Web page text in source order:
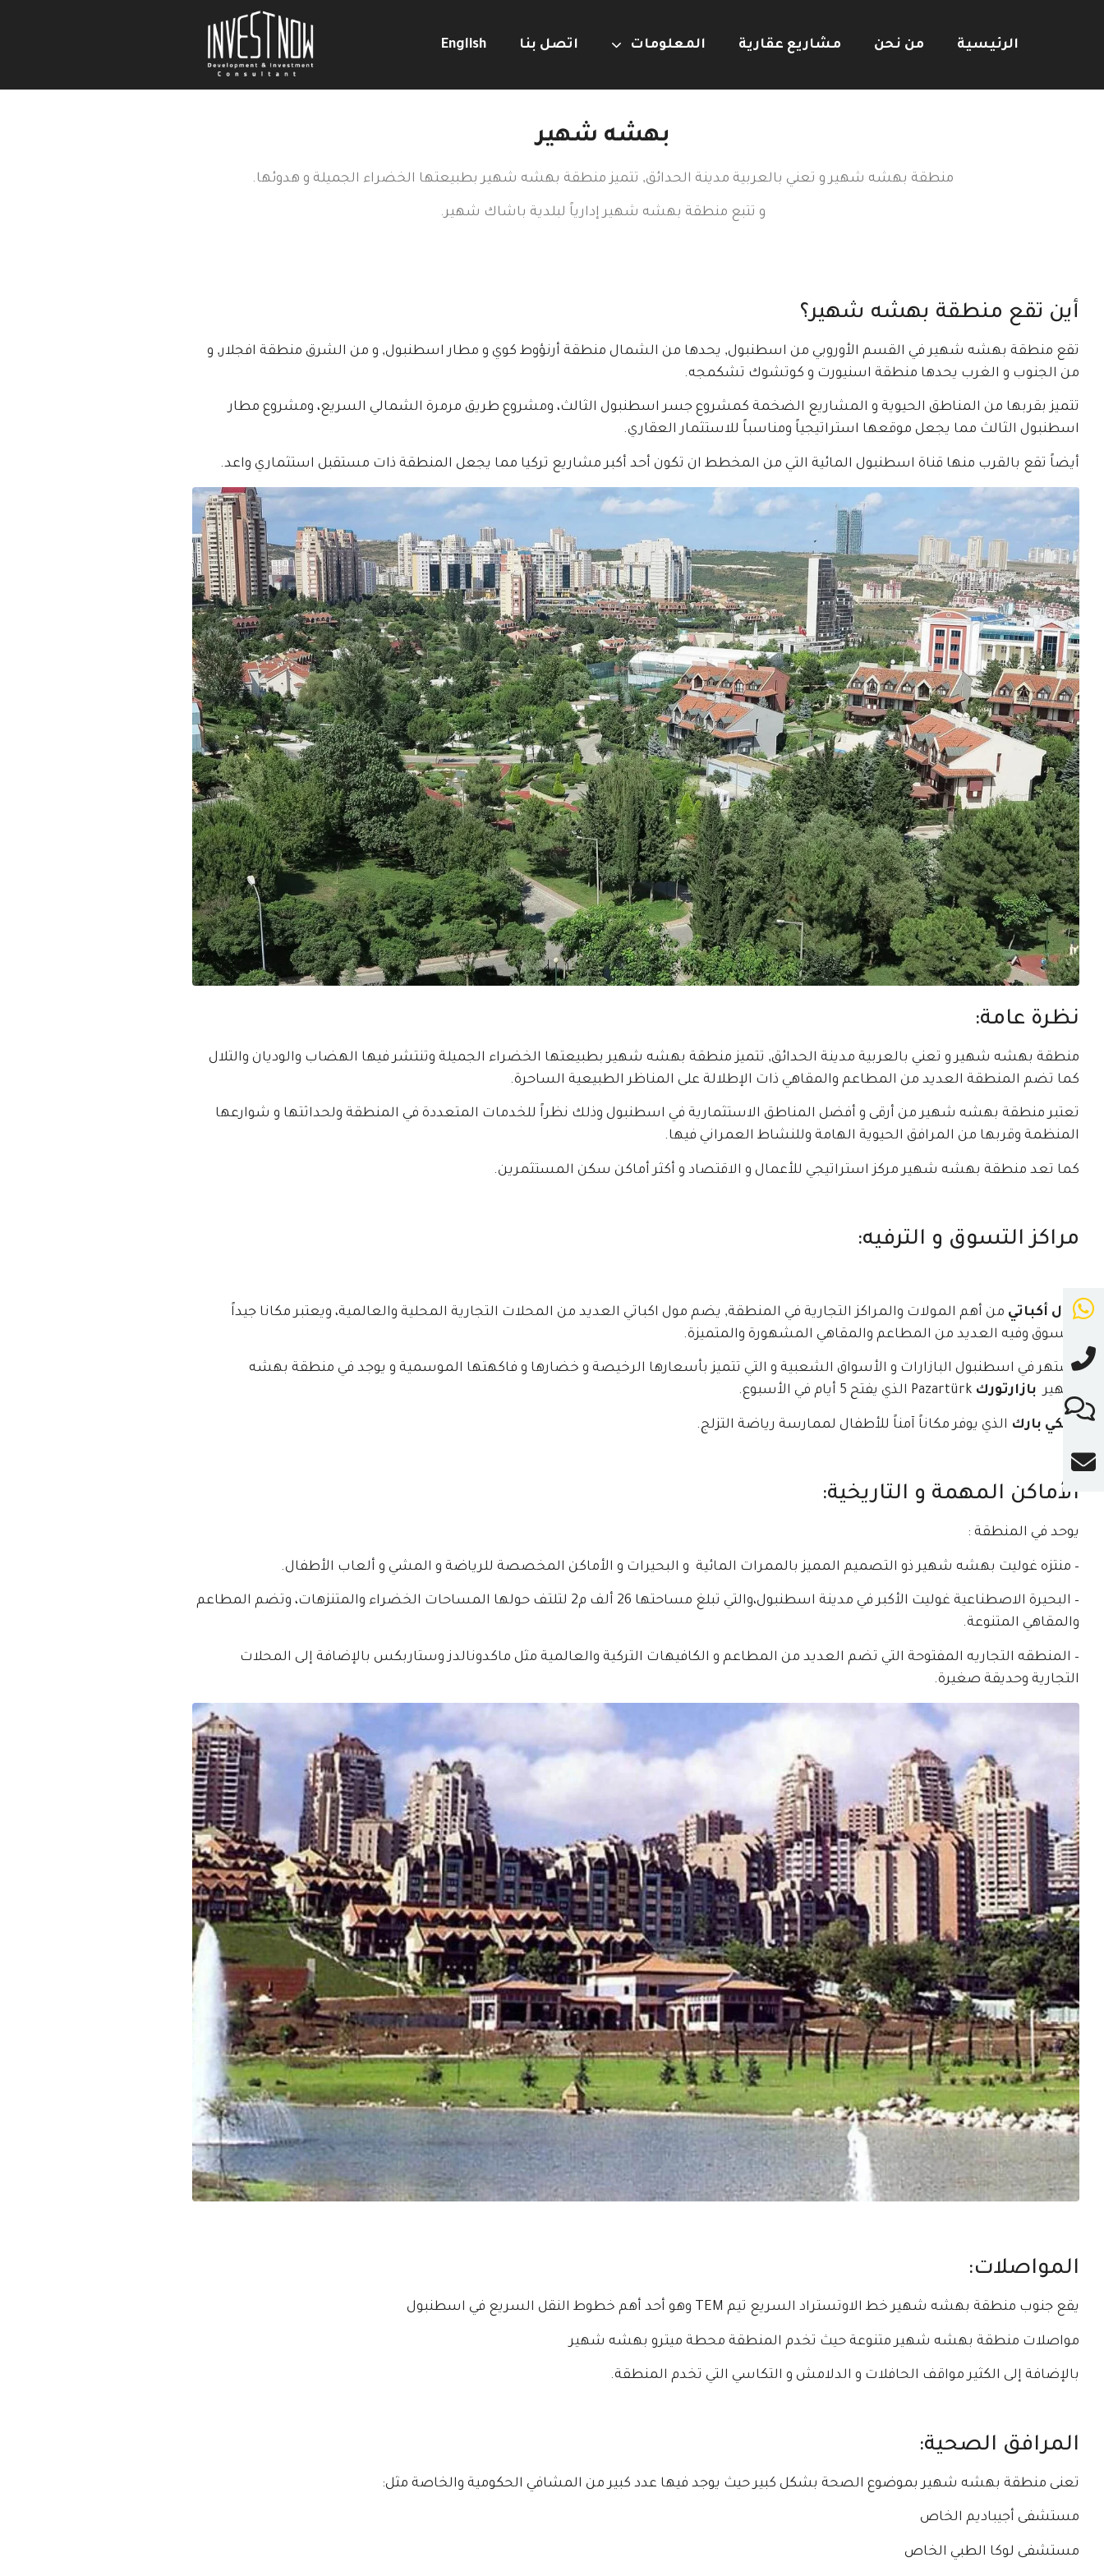
الرئيسية من نحن مشاريع عقارية المعلومات اتصل بنا English
بهشه شهير
منطقة بهشه شهير و تعني بالعربية مدينة الحدائق, تتميز منطقة بهشه شهير بطبيعتها الخضراء الجميلة و هدوئها.
و تتبع منطقة بهشه شهير إدارياً لبلدية باشاك شهير.
أين تقع منطقة بهشه شهير؟
تقع منطقة بهشه شهير في القسم الأوروبي من اسطنبول, يحدها من الشمال منطقة أرنؤوط كوي و مطار اسطنبول, و من الشرق منطقة افجلار, و
من الجنوب و الغرب يحدها منطقة اسنيورت و كوتشوك تشكمجه.
تتميز بقربها من المناطق الحيوية و المشاريع الضخمة كمشروع جسر اسطنبول الثالث، ومشروع طريق مرمرة الشمالي السريع، ومشروع مطار
اسطنبول الثالث مما يجعل موقعها استراتيجياً ومناسباً للاستثمار العقاري.
أيضاً تقع بالقرب منها قناة اسطنبول المائية التي من المخطط ان تكون أحد أكبر مشاريع تركيا مما يجعل المنطقة ذات مستقبل استثماري واعد.
نظرة عامة:
منطقة بهشه شهير و تعني بالعربية مدينة الحدائق, تتميز منطقة بهشه شهير بطبيعتها الخضراء الجميلة وتنتشر فيها الهضاب والوديان والتلال
كما تضم المنطقة العديد من المطاعم والمقاهي ذات الإطلالة على المناظر الطبيعية الساحرة.
تعتبر منطقة بهشه شهير من أرقى و أفضل المناطق الاستثمارية في اسطنبول وذلك نظراً للخدمات المتعددة في المنطقة ولحداثتها و شوارعها
المنظمة وقربها من المرافق الحيوية الهامة وللنشاط العمراني فيها.
كما تعد منطقة بهشه شهير مركز استراتيجي للأعمال و الاقتصاد و أكثر أماكن سكن المستثمرين.
مراكز التسوق و الترفيه:
مول أكباتي من أهم المولات والمراكز التجارية في المنطقة, يضم مول اكباتي العديد من المحلات التجارية المحلية والعالمية، ويعتبر مكانا جيداً
للتسوق وفيه العديد من المطاعم والمقاهي المشهورة والمتميزة.
تشتهر في اسطنبول البازارات و الأسواق الشعبية و التي تتميز بأسعارها الرخيصة و خضارها و فاكهتها الموسمية و يوجد في منطقة بهشه
شهير بازارتورك Pazartürk الذي يفتح 5 أيام في الأسبوع.
سكي بارك الذي يوفر مكاناً آمناً للأطفال لممارسة رياضة التزلج.
الأماكن المهمة و التاريخية:
يوحد في المنطقة :
– منتزه غوليت بهشه شهير ذو التصميم المميز بالممرات المائية و البحيرات و الأماكن المخصصة للرياضة و المشي و ألعاب الأطفال.
– البحيرة الاصطناعية غوليت الأكبر في مدينة اسطنبول،والتي تبلغ مساحتها 26 ألف م2 لتلتف حولها المساحات الخضراء والمتنزهات، وتضم المطاعم
والمقاهي المتنوعة.
– المنطقه التجاريه المفتوحة التي تضم العديد من المطاعم و الكافيهات التركية والعالمية مثل ماكدونالدز وستاربكس بالإضافة إلى المحلات
التجارية وحديقة صغيرة.
المواصلات:
يقع جنوب منطقة بهشه شهير خط الاوتستراد السريع تيم TEM وهو أحد أهم خطوط النقل السريع في اسطنبول
مواصلات منطقة بهشه شهير متنوعة حيث تخدم المنطقة محطة ميترو بهشه شهير
بالإضافة إلى الكثير مواقف الحافلات و الدلامش و التكاسي التي تخدم المنطقة.
المرافق الصحية:
تعنى منطقة بهشه شهير بموضوع الصحة بشكل كبير حيث يوجد فيها عدد كبير من المشافي الحكومية والخاصة مثل:
مستشفى أجيباديم الخاص
مستشفى لوكا الطبي الخاص